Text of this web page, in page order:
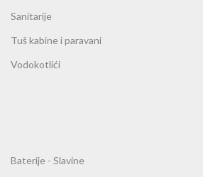
Sanitarije
Tuš kabine i paravani
Vodokotlići
Baterije - Slavine